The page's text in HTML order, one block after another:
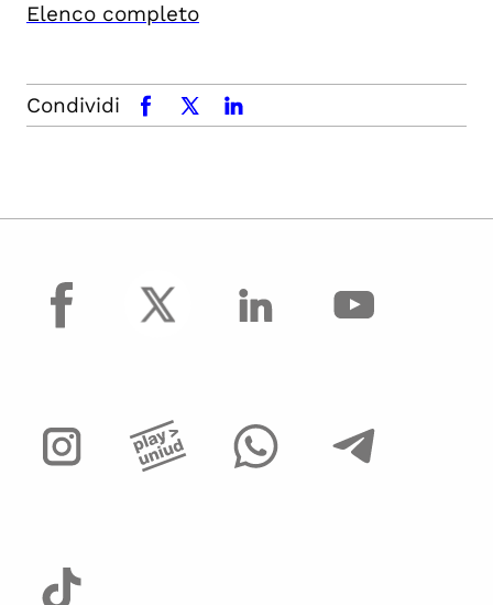
Elenco completo
Condividi facebookx.comlinkedin
facebook